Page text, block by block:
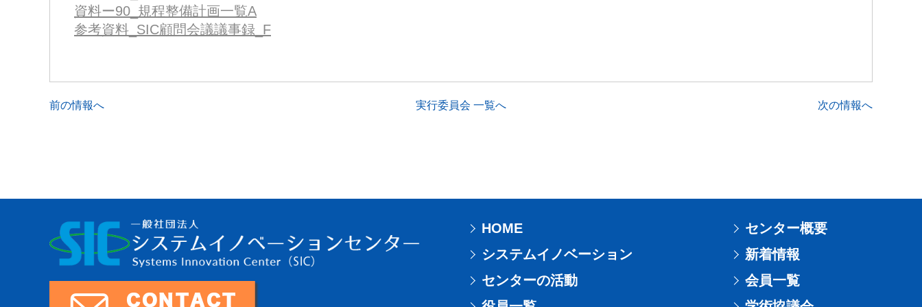
資料ー90_規程整備計画一覧A
参考資料_SIC顧問会議議事録_F
前の情報へ 実行委員会 一覧へ 次の情報へ
HOME
センター概要
システムイノベーション
新着情報
センターの活動
会員一覧